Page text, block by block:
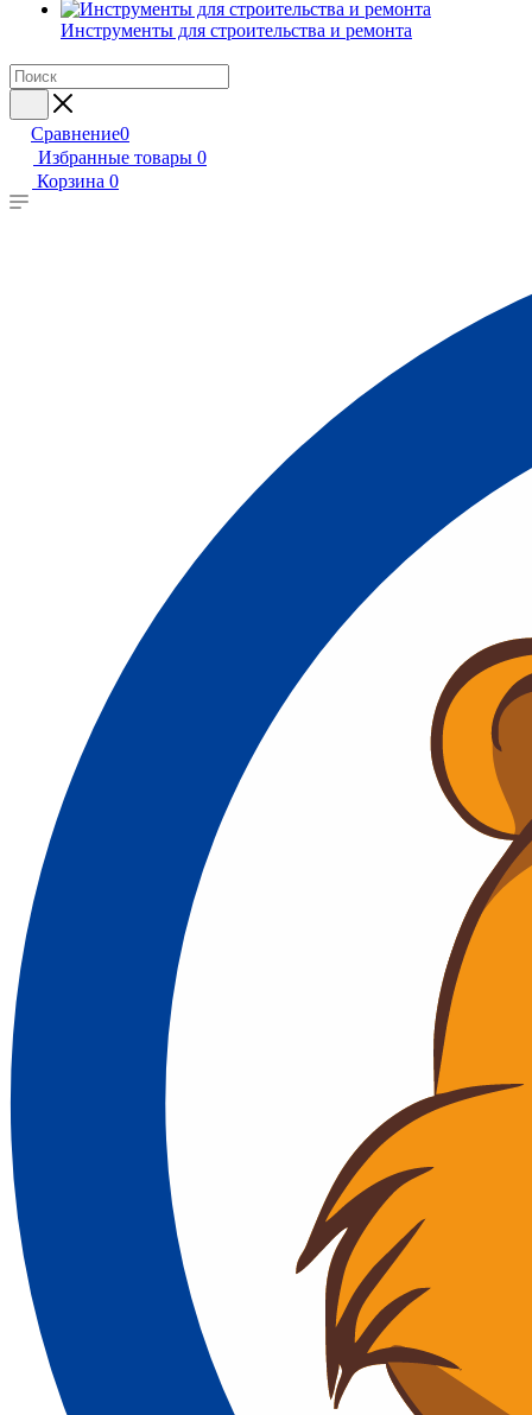
Инструменты для строительства и ремонта
Сравнение0
Избранные товары 0
Корзина 0